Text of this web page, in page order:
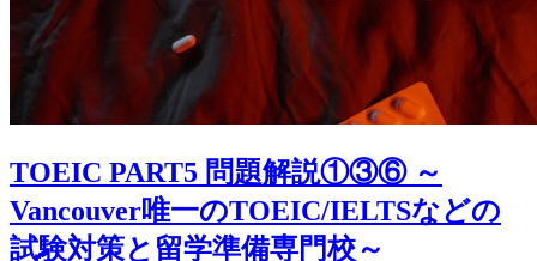
TOEIC PART5 問題解説①③⑥ ～
Vancouver唯一のTOEIC/IELTSなどの
試験対策と留学準備専門校～